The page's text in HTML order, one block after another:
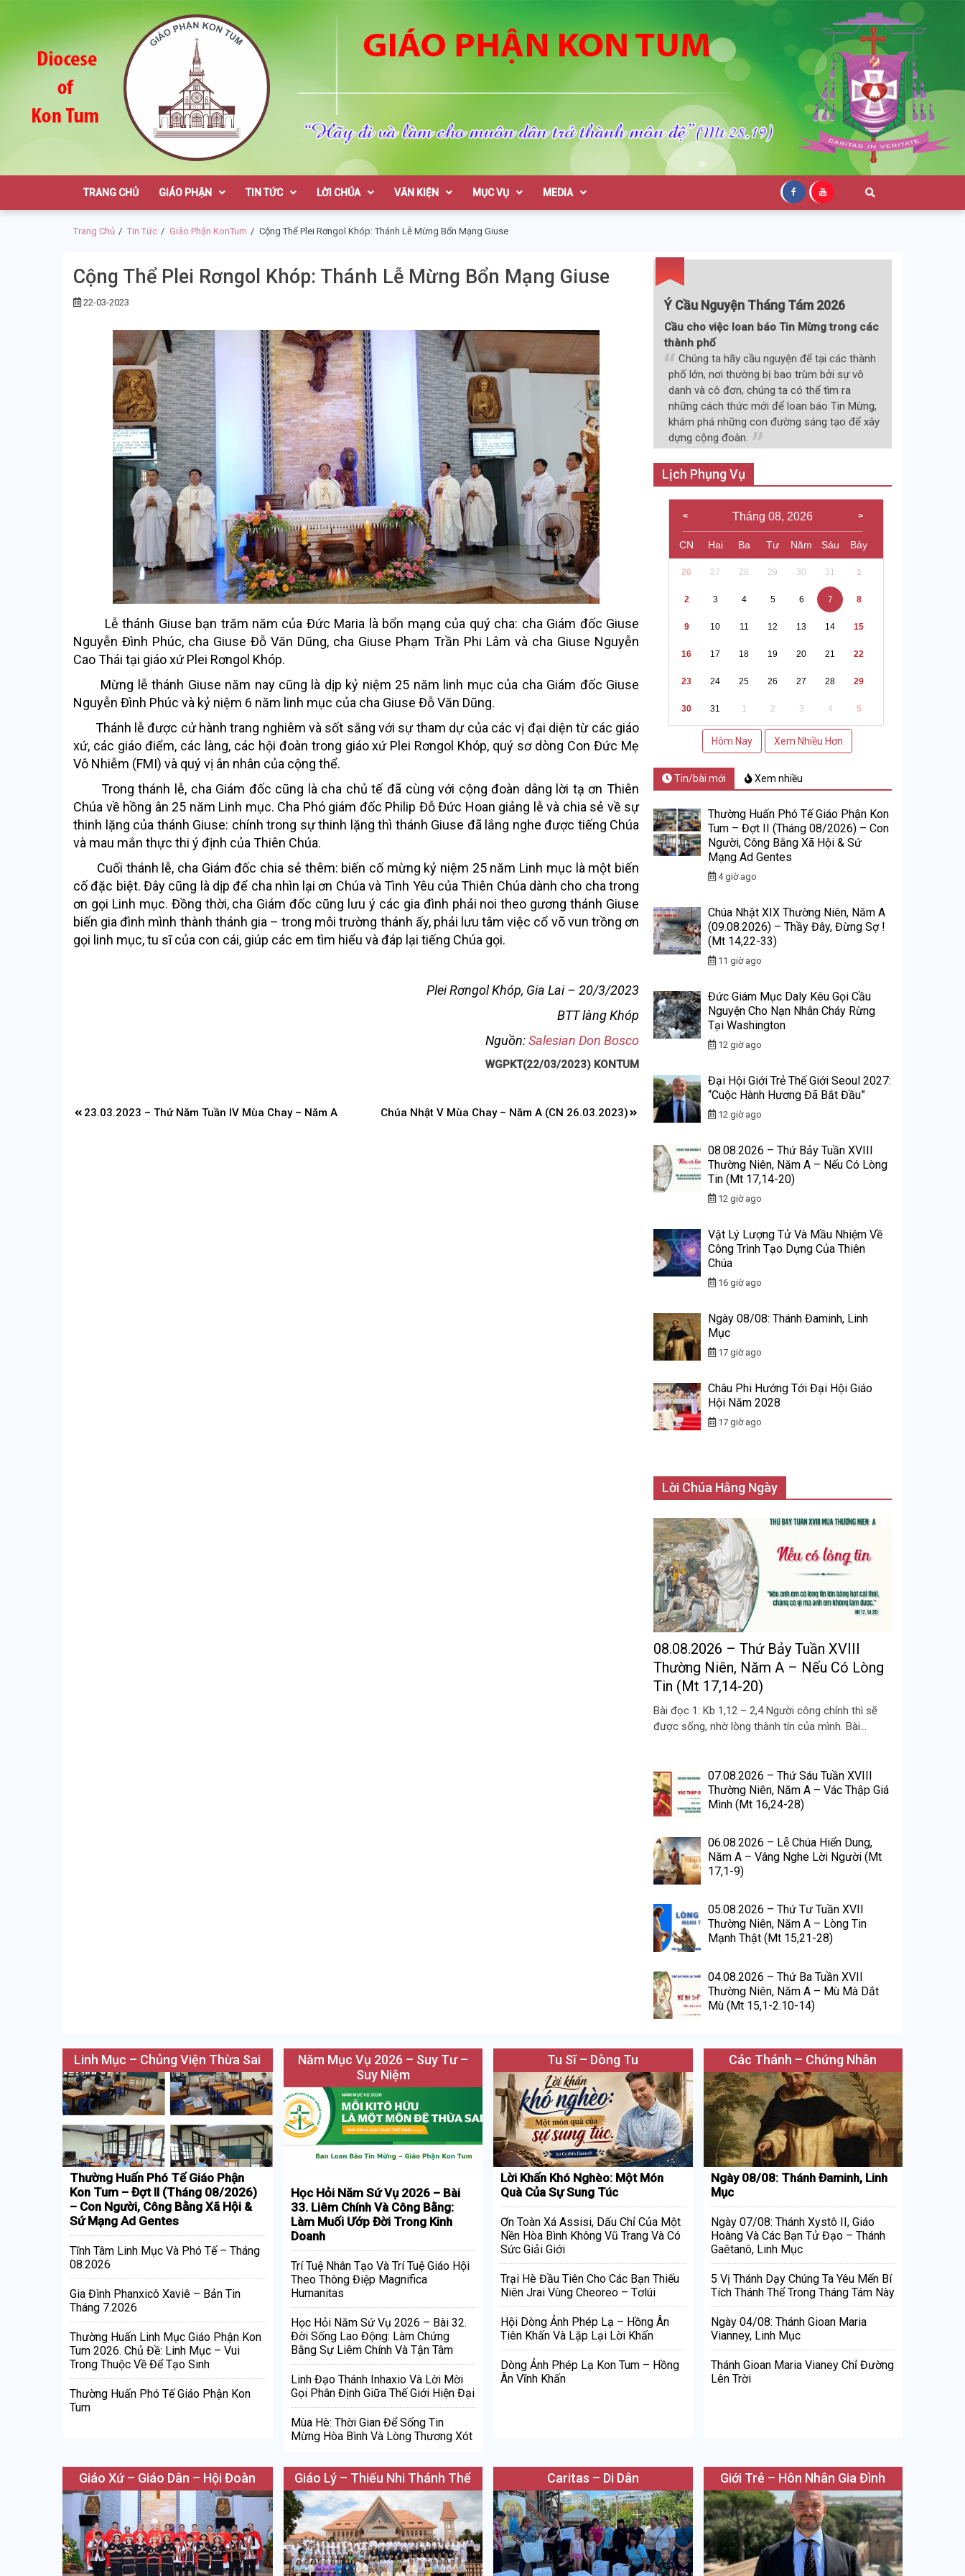
Giáo Phận Kon Tum
TRANG CHỦ GIÁO PHẬN TIN TỨC LỜI CHÚA VĂN KIỆN MỤC VỤ MEDIA
Trang Chủ Tin Tức Giáo Phận KonTum Cộng Thể Plei Rơngol Khóp: Thánh Lễ Mừng Bổn Mạng Giuse
Cộng Thể Plei Rơngol Khóp: Thánh Lễ Mừng Bổn Mạng Giuse
22-03-2023
Lễ thánh Giuse bạn trăm năm của Đức Maria là bổn mạng của quý cha: cha Giám đốc Giuse
Nguyễn Đình Phúc, cha Giuse Đỗ Văn Dũng, cha Giuse Phạm Trần Phi Lâm và cha Giuse Nguyễn
Cao Thái tại giáo xứ Plei Rơngol Khóp.
Mừng lễ thánh Giuse năm nay cũng là dịp kỷ niệm 25 năm linh mục của cha Giám đốc Giuse
Nguyễn Đình Phúc và kỷ niệm 6 năm linh mục của cha Giuse Đỗ Văn Dũng.
Thánh lễ được cử hành trang nghiêm và sốt sắng với sự tham dự của các vị đại diện từ các giáo
xứ, các giáo điểm, các làng, các hội đoàn trong giáo xứ Plei Rơngol Khóp, quý sơ dòng Con Đức Mẹ
Vô Nhiễm (FMI) và quý vị ân nhân của cộng thể.
Trong thánh lễ, cha Giám đốc cũng là cha chủ tế đã cùng với cộng đoàn dâng lời tạ ơn Thiên
Chúa về hồng ân 25 năm Linh mục. Cha Phó giám đốc Philip Đỗ Đức Hoan giảng lễ và chia sẻ về sự
thinh lặng của thánh Giuse: chính trong sự thinh lặng thì thánh Giuse đã lắng nghe được tiếng Chúa
và mau mắn thực thi ý định của Thiên Chúa.
Cuối thánh lễ, cha Giám đốc chia sẻ thêm: biến cố mừng kỷ niệm 25 năm Linh mục là một biến
cố đặc biệt. Đây cũng là dịp để cha nhìn lại ơn Chúa và Tình Yêu của Thiên Chúa dành cho cha trong
ơn gọi Linh mục. Đồng thời, cha Giám đốc cũng lưu ý các gia đình phải noi theo gương thánh Giuse
biến gia đình mình thành thánh gia – trong môi trường thánh ấy, phải lưu tâm việc cổ võ vun trồng ơn
gọi linh mục, tu sĩ của con cái, giúp các em tìm hiểu và đáp lại tiếng Chúa gọi.
Plei Rơngol Khóp, Gia Lai – 20/3/2023
BTT làng Khóp
Nguồn:Salesian Don Bosco
WGPKT(22/03/2023) KONTUM
Điều
23.03.2023 – Thứ Năm Tuần IV Mùa Chay – Năm A Chúa Nhật V Mùa Chay – Năm A (CN 26.03.2023)
Ý Cầu Nguyện Tháng Tám 2026
Cầu cho việc loan báo Tin Mừng trong các
thành phố
Chúng ta hãy cầu nguyện để tại các thành
phố lớn, nơi thường bị bao trùm bởi sự vô
danh và cô đơn, chúng ta có thể tìm ra
những cách thức mới để loan báo Tin Mừng,
khám phá những con đường sáng tạo để xây
dựng cộng đoàn.
Lịch Phụng Vụ
Tháng 08, 2026
CN Hai Ba Tư Năm Sáu Bảy
26 27 28 29 30 31 1
2 3 4 5 6 7 8
9 10 11 12 13 14 15
16 17 18 19 20 21 22
23 24 25 26 27 28 29
30 31 1 2 3 4 5
Hôm Nay Xem Nhiều Hơn
Tin/bài mới Xem nhiều
Thường Huấn Phó Tế Giáo Phận Kon
Tum – Đợt II (Tháng 08/2026) – Con
Người, Công Bằng Xã Hội & Sứ
Mạng Ad Gentes
4 giờ ago
Chúa Nhật XIX Thường Niên, Năm A
(09.08.2026) – Thầy Đây, Đừng Sợ !
(Mt 14,22-33)
11 giờ ago
Đức Giám Mục Daly Kêu Gọi Cầu
Nguyện Cho Nạn Nhân Cháy Rừng
Tại Washington
12 giờ ago
Đại Hội Giới Trẻ Thế Giới Seoul 2027:
“Cuộc Hành Hương Đã Bắt Đầu”
12 giờ ago
08.08.2026 – Thứ Bảy Tuần XVIII
Thường Niên, Năm A – Nếu Có Lòng
Tin (Mt 17,14-20)
12 giờ ago
Vật Lý Lượng Tử Và Mầu Nhiệm Về
Công Trình Tạo Dựng Của Thiên
Chúa
16 giờ ago
Ngày 08/08: Thánh Đaminh, Linh
Mục
17 giờ ago
Châu Phi Hướng Tới Đại Hội Giáo
Hội Năm 2028
17 giờ ago
Lời Chúa Hằng Ngày
08.08.2026 – Thứ Bảy Tuần XVIII
Thường Niên, Năm A – Nếu Có Lòng
Tin (Mt 17,14-20)
Bài đọc 1: Kb 1,12 – 2,4 Người công chính thì sẽ
được sống, nhờ lòng thành tín của mình. Bài...
07.08.2026 – Thứ Sáu Tuần XVIII
Thường Niên, Năm A – Vác Thập Giá
Mình (Mt 16,24-28)
06.08.2026 – Lễ Chúa Hiển Dung,
Năm A – Vâng Nghe Lời Người (Mt
17,1-9)
05.08.2026 – Thứ Tư Tuần XVII
Thường Niên, Năm A – Lòng Tin
Mạnh Thật (Mt 15,21-28)
04.08.2026 – Thứ Ba Tuần XVII
Thường Niên, Năm A – Mù Mà Dắt
Mù (Mt 15,1-2.10-14)
Linh Mục – Chủng Viện Thừa Sai
Thường Huấn Phó Tế Giáo Phận
Kon Tum – Đợt II (Tháng 08/2026)
– Con Người, Công Bằng Xã Hội &
Sứ Mạng Ad Gentes
Tĩnh Tâm Linh Mục Và Phó Tế – Tháng
08.2026
Gia Đình Phanxicô Xaviê – Bản Tin
Tháng 7.2026
Thường Huấn Linh Mục Giáo Phận Kon
Tum 2026. Chủ Đề: Linh Mục – Vui
Trong Thuộc Về Để Tạo Sinh
Thường Huấn Phó Tế Giáo Phận Kon
Tum
Năm Mục Vụ 2026 – Suy Tư –
Suy Niệm
Học Hỏi Năm Sứ Vụ 2026 – Bài
33. Liêm Chính Và Công Bằng:
Làm Muối Ướp Đời Trong Kinh
Doanh
Trí Tuệ Nhân Tạo Và Trí Tuệ Giáo Hội
Theo Thông Điệp Magnifica
Humanitas
Học Hỏi Năm Sứ Vụ 2026 – Bài 32.
Đời Sống Lao Động: Làm Chứng
Bằng Sự Liêm Chính Và Tận Tâm
Linh Đạo Thánh Inhaxio Và Lời Mời
Gọi Phân Định Giữa Thế Giới Hiện Đại
Mùa Hè: Thời Gian Để Sống Tin
Mừng Hòa Bình Và Lòng Thương Xót
Tu Sĩ – Dòng Tu
Lời Khấn Khó Nghèo: Một Món
Quà Của Sự Sung Túc
Ơn Toàn Xá Assisi, Dấu Chỉ Của Một
Nền Hòa Bình Không Vũ Trang Và Có
Sức Giải Giới
Trại Hè Đầu Tiên Cho Các Bạn Thiếu
Niên Jrai Vùng Cheoreo – Tơlúi
Hội Dòng Ảnh Phép Lạ – Hồng Ân
Tiên Khấn Và Lặp Lại Lời Khấn
Dòng Ảnh Phép Lạ Kon Tum – Hồng
Ân Vĩnh Khấn
Các Thánh – Chứng Nhân
Ngày 08/08: Thánh Đaminh, Linh
Mục
Ngày 07/08: Thánh Xystô II, Giáo
Hoàng Và Các Bạn Tử Đạo – Thánh
Gaêtanô, Linh Mục
5 Vị Thánh Dạy Chúng Ta Yêu Mến Bí
Tích Thánh Thể Trong Tháng Tám Này
Ngày 04/08: Thánh Gioan Maria
Vianney, Linh Mục
Thánh Gioan Maria Vianey Chỉ Đường
Lên Trời
Giáo Xứ – Giáo Dân – Hội Đoàn Giáo Lý – Thiếu Nhi Thánh Thể Caritas – Di Dân Giới Trẻ – Hôn Nhân Gia Đình